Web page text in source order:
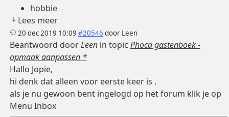
hobbie
Lees meer
20 dec 2019 10:09 #20546 door Leen
Beantwoord doorLeenin topic Phoca gastenboek -
opmaak aanpassen *
Hallo Jopie,
hi denk dat alleen voor eerste keer is .
als je nu gewoon bent ingelogd op het forum klik je op
Menu Inbox